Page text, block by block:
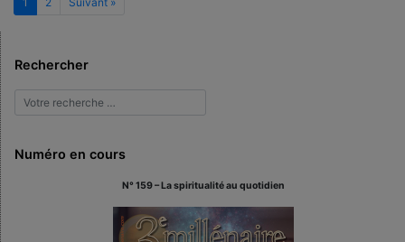
Rechercher
Numéro en cours
N° 159 – La spiritualité au quotidien